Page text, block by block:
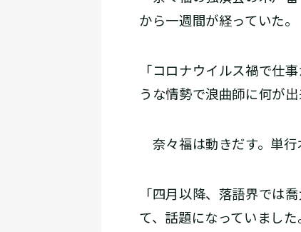
から一週間が経っていた。
「コロナウイルス禍で仕
うな情勢で浪曲師に何が
奈々福は動きだす。単行
「四月以降、落語界では
て、話題になっていまし